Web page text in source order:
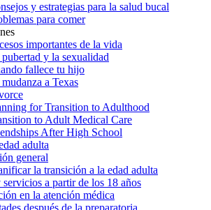
y estrategias para la salud bucal
para comer
importantes de la vida
y la sexualidad
fallece tu hijo
a Texas
for Transition to Adulthood
to Adult Medical Care
After High School
adulta
general
la transición a la edad adulta
a partir de los 18 años
en la atención médica
después de la preparatoria